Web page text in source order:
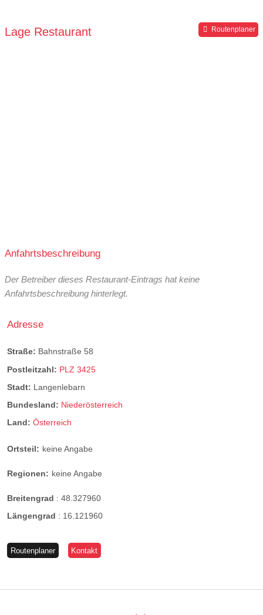
Lage Restaurant Routenplaner
Anfahrtsbeschreibung
Der Betreiber dieses Restaurant-Eintrags hat keine
Anfahrtsbeschreibung hinterlegt.
Adresse
Straße: Bahnstraße 58
Postleitzahl: PLZ 3425
Stadt: Langenlebarn
Bundesland: Niederösterreich
Land: Österreich
Ortsteil: keine Angabe
Regionen: keine Angabe
Breitengrad : 48.327960
Längengrad : 16.121960
Routenplaner Kontakt